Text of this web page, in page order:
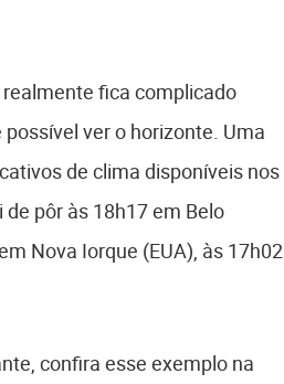
fica complicado
ver o horizonte. Uma
de clima disponíveis nos
pôr às 18h17 em Belo
Nova Iorque (EUA), às 17h02
confira esse exemplo na